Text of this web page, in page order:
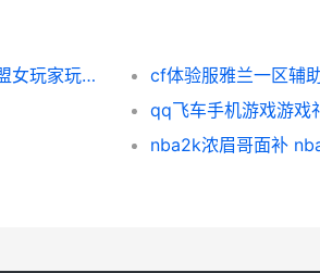
英雄联盟女玩家裸体玩游戏 英雄联盟女玩家玩的最多的英雄
cf体验服雅兰一区辅
qq飞车手机游戏游戏
nba2k浓眉哥面补